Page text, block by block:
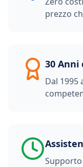
prezzo
30 Anni
Dal